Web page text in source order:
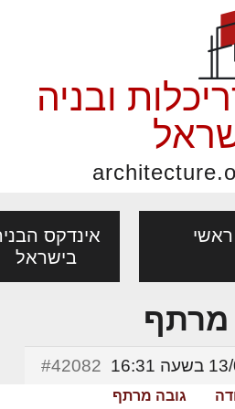
ובניה
ראשי
אינדקס
בישראל
מקצועות
אדריכלים -
ועיון
ועסקאות
פורום אדריכלות, תכנון
ובניה
מקצועי לבונים, למשפצים
מרתף
16:31
#42082
גובה מרתף